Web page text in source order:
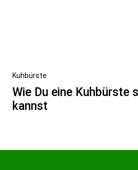
Nächster
Beitrag
Kuhbürste
Wie Du eine Kuhbürste
kannst